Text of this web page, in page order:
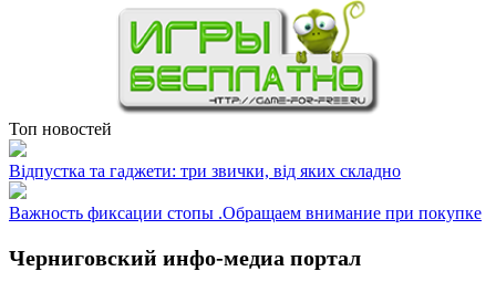
Топ новостей
Відпустка та гаджети: три звички, від яких складно
Важность фиксации стопы .Обращаем внимание при покупке
Черниговский инфо-медиа портал